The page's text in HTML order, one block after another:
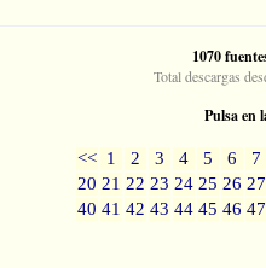
1070
Total descargas
Pulsa en
<< 1 2 3 4 5 6
7
20 21 22 23 24 25 26 27
40 41 42 43 44 45 46 47